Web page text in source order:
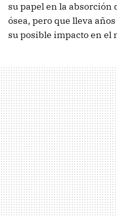
su papel en la absorción
ósea, pero que lleva
su posible impacto en el